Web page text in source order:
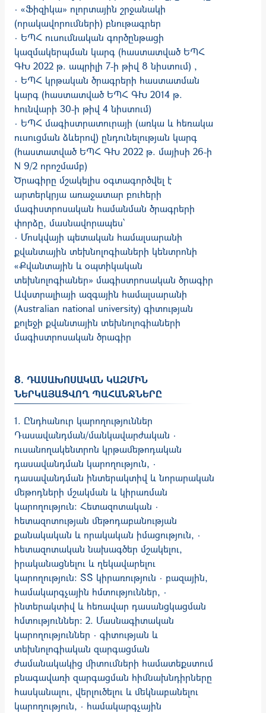
· «Ֆիզիկա» ոլորտային շրջանակի
(որակավորումների) բնութագրեր
· ԵՊՀ ուսումնական գործընթացի
կազմակերպման կարգ (հաստատված ԵՊՀ
ԳԽ 2022 թ. ապրիլի 7-ի թիվ 8 նիստում) ,
· ԵՊՀ կրթական ծրագրերի հաստատման
կարգ (հաստատված ԵՊՀ ԳԽ 2014 թ.
հունվարի 30-ի թիվ 4 նիստում)
· ԵՊՀ մագիստրատուրայի (առկա և հեռակա
ուսուցման ձևերով) ընդունելության կարգ
(հաստատված ԵՊՀ ԳԽ 2022 թ. մայիսի 26-ի
N 9/2 որոշմամբ)
Ծրագիրը մշակելիս օգտագործվել է
արտերկրյա առաջատար բուհերի
մագիստրոսական համանման ծրագրերի
փորձը, մասնավորապես՝
· Մոսկվայի պետական համալսարանի
քվանտային տեխնոլոգիաների կենտրոնի
«Քվանտային և օպտիկական
տեխնոլոգիաներ» մագիստրոսական ծրագիր
Ավստրալիայի ազգային համալսարանի
(Australian national university) գիտության
քոլեջի քվանտային տեխնոլոգիաների
մագիստրոսական ծրագիր
8. ԴԱՍԱԽՈՍԱԿԱՆ ԿԱԶՄԻՆ
ՆԵՐԿԱՅԱՑՎՈՂ ՊԱՀԱՆՋՆԵՐԸ
1. Ընդհանուր կարողություններ
Դասավանդման/մանկավարժական ·
ուսանողակենտրոն կրթամեթոդական
դասավանդման կարողություն, ·
դասավանդման ինտերակտիվ և նորարական
մեթոդների մշակման և կիրառման
կարողություն: Հետազոտական ·
հետազոտության մեթոդաբանության
քանակական և որակական իմացություն, ·
հետազոտական նախագծեր մշակելու,
իրականացնելու և ղեկավարելու
կարողություն: ՏՏ կիրառություն · բազային,
համակարգչային հմտություններ, ·
ինտերակտիվ և հեռավար դասանցկացման
հմտություններ: 2. Մասնագիտական
կարողություններ · գիտության և
տեխնոլոգիական զարգացման
ժամանակակից միտումների համատեքստում
բնագավառի զարգացման հիմնախնդիրները
հասկանալու, վերլուծելու և մեկնաբանելու
կարողություն, · համակարգչային